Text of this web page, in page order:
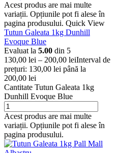
Acest produs are mai multe
variații. Opțiunile pot fi alese în
pagina produsului. Quick View
Tutun Galeata 1kg Dunhill
Evoque Blue
Evaluat la 5.00 din 5
130,00 lei – 200,00 leiInterval de
prețuri: 130,00 lei până la
200,00 lei
Cantitate Tutun Galeata 1kg
Dunhill Evoque Blue
Acest produs are mai multe
variații. Opțiunile pot fi alese în
pagina produsului.